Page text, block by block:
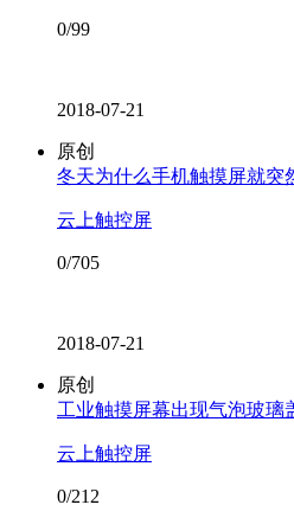
0/99
2018-07-21
原创
冬天为什么手机触摸屏就突
云上触控屏
0/705
2018-07-21
原创
工业触摸屏幕出现气泡玻璃
云上触控屏
0/212